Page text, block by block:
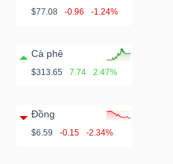
$77.08 -0.96 -1.24%
Cà phê
$313.65 7.74 2.47%
Đồng
$6.59 -0.15 -2.34%